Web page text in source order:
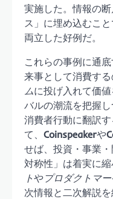
実施した。情報の
ス」に埋め込むこ
両立した好例だ。
これらの事例に通
来事として消費する
ムに投げ入れて価
バルの潮流を把握
消費者行動に翻訳
て、 Coinspeakerや
せば、投資・事業
対称性」は着実に
トやプロダクトマ
次情報と二次解説